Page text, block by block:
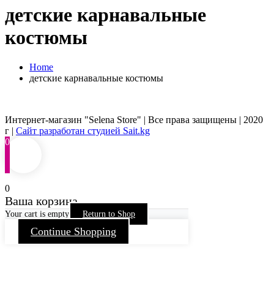
детские карнавальные
костюмы
Home
детские карнавальные костюмы
Интернет-магазин "Selena Store" | Все права защищены | 2020
г | Сайт разработан студией Sait.kg
0
0
Ваша корзина
Your cart is empty Return to Shop
Continue Shopping